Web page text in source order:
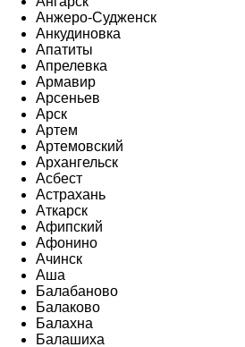
Анжеро-Судженск
Анкудиновка
Апатиты
Апрелевка
Армавир
Арсеньев
Арск
Артем
Артемовский
Архангельск
Асбест
Астрахань
Аткарск
Афипский
Афонино
Ачинск
Аша
Балабаново
Балаково
Балахна
Балашиха